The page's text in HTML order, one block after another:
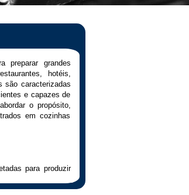
preparar grandes
hotéis,
são caracterizadas
e capazes de
o propósito,
em cozinhas
para produzir
técnicas de